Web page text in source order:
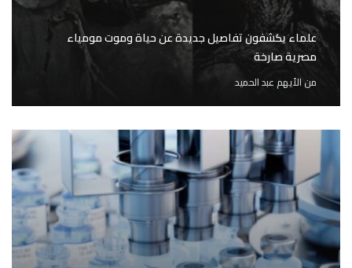
علماء يكشفون تفاصيل جديدة عن حياة وموت مومياء
مصرية صارخة
من الأيهم عبد الحميد